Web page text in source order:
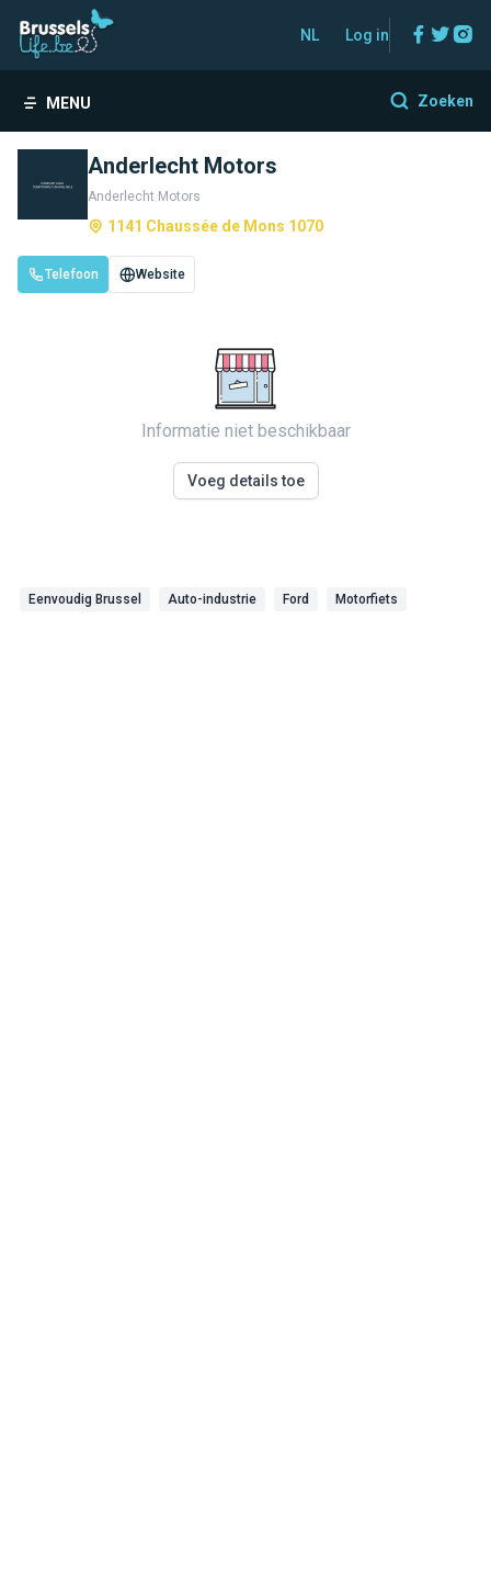
NL Log in
MENU Zoeken
Anderlecht Motors
Anderlecht Motors
1141 Chaussée de Mons 1070
Telefoon Website
Informatie niet beschikbaar
Voeg details toe
Eenvoudig Brussel Auto-industrie Ford Motorfiets